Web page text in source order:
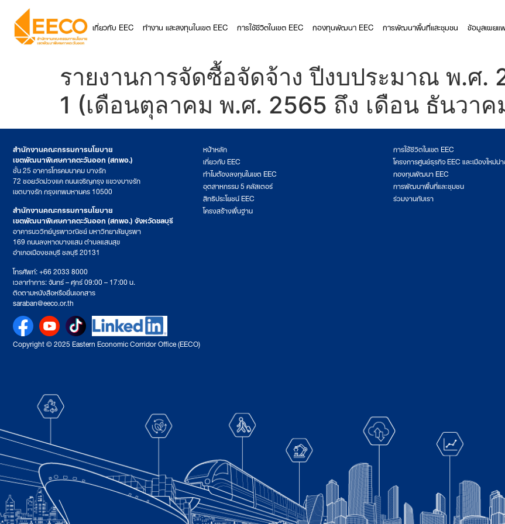
เกี่ยวกับ EEC ทำงาน และลงทุนในเขต EEC การใช้ชีวิตในเขต EEC กองทุนพัฒนา EEC การพัฒนาพื้นที่และชุมชน ข้อมูลเผยแ
รายงานการจัดซื้อจัดจ้าง ปีงบประมาณ พ.ศ.
1 (เดือนตุลาคม พ.ศ. 2565 ถึง เดือน ธันวา
สำนักงานคณะกรรมการนโยบาย
เขตพัฒนาพิเศษภาคตะวันออก (สกพอ.)
ชั้น 25 อาคารโทรคมนาคม บางรัก
72 ซอยวัดม่วงแค ถนนเจริญกรุง แขวงบางรัก
เขตบางรัก กรุงเทพมหานคร 10500
สำนักงานคณะกรรมการนโยบาย
เขตพัฒนาพิเศษภาคตะวันออก (สกพอ.) จังหวัดชลบุรี
อาคารนววิทย์บูรพาวณิชย์ มหาวิทยาลัยบูรพา
169 ถนนลงหาดบางแสน ตำบลแสนสุข
อำเภอเมืองชลบุรี ชลบุรี 20131
โทรศัพท์: +66 2033 8000
เวลาทำการ: จันทร์ – ศุกร์ 09:00 – 17:00 น.
ติดตามหนังสือหรือยื่นเอกสาร
saraban@eeco.or.th
หน้าหลัก
เกี่ยวกับ EEC
ทำไมต้องลงทุนในเขต EEC
อุตสาหกรรม 5 คลัสเตอร์
สิทธิประโยชน์ EEC
โครงสร้างพื้นฐาน
การใช้ชีวิตในเขต EEC
โครงการศูนย์ธุรกิจ EEC และเมืองใหม่น่
กองทุนพัฒนา EEC
การพัฒนาพื้นที่และชุมชน
ร่วมงานกับเรา
Copyright © 2025 Eastern Economic Corridor Office (EECO)